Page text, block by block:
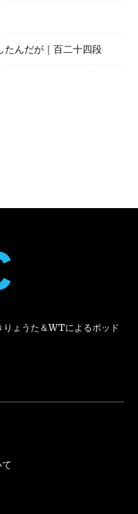
たんだが｜百二十四段
りょうた＆WTによるポッド